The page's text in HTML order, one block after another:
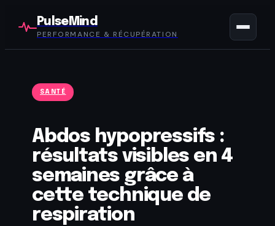
PulseMind
PERFORMANCE & RÉCUPÉRATION
SANTÉ
Abdos hypopressifs :
résultats visibles en 4
semaines grâce à
cette technique de
respiration